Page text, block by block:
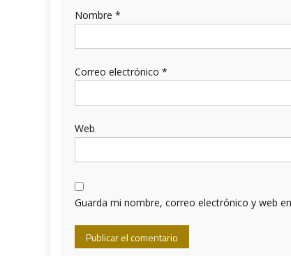
Nombre *
Correo electrónico *
Web
Guarda mi nombre, correo electrónico y web